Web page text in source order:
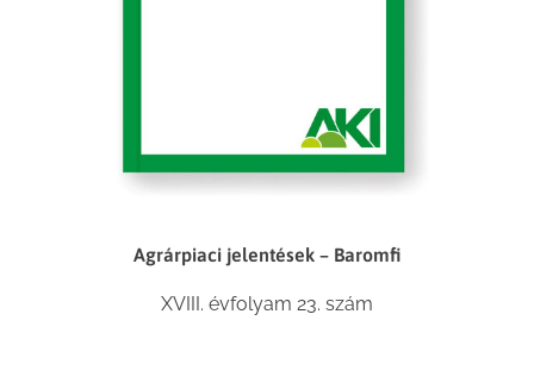
Agrárpiaci jelentések – Baromfi
XVIII. évfolyam 23. szám